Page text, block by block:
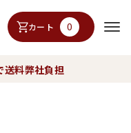
カート 0
送料弊社負担